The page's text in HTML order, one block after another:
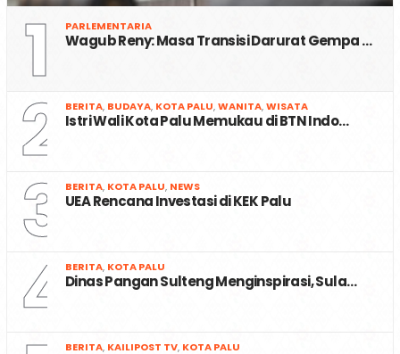
1 PARLEMENTARIA
Wagub Reny: Masa Transisi Darurat Gempa …
2 BERITA, BUDAYA, KOTA PALU,WANITA,WISATA
Istri Wali Kota Palu Memukau di BTN Indo…
3 BERITA, KOTA PALU, NEWS
UEA Rencana Investasi di KEK Palu
4 BERITA, KOTA PALU
Dinas Pangan Sulteng Menginspirasi, Sula…
BERITA, KAILIPOST TV, KOTA PALU